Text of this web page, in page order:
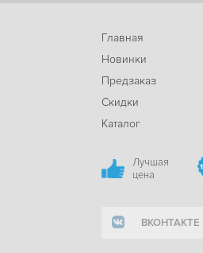
Главная
Новинки
Предзаказ
Скидки
Каталог
Лучшая
цена
ВКОНТАКТЕ